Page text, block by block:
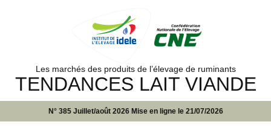
Les marchés des produits de l’élevage de ruminants
TENDANCES LAIT VIANDE
N° 385 Juillet/août 2026 Mise en ligne le 21/07/2026